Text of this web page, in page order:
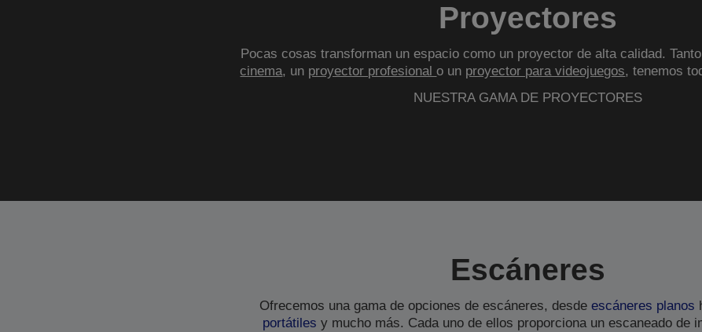
Proyectores
Pocas cosas transforman un espacio como un proyector de alta calidad.
cinema, un proyector profesionalo un proyector para videojuegos, tenemos
NUESTRA GAMA DE PROYECTORES
Escáneres
Ofrecemos una gama de opciones de escáneres, desdeescáneres planos
portátiles y mucho más. Cada uno de ellos proporciona un escaneado de